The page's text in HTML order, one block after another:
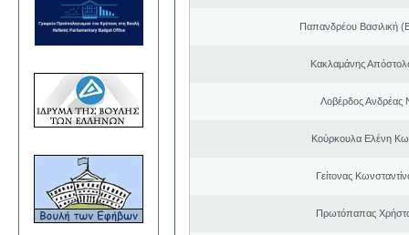
Παπανδρέου Βασιλική
Κακλαμάνης
Λοβέρδος Ανδρέας
Κούρκουλα Ελένη
Γείτονας
Πρωτόπαπας